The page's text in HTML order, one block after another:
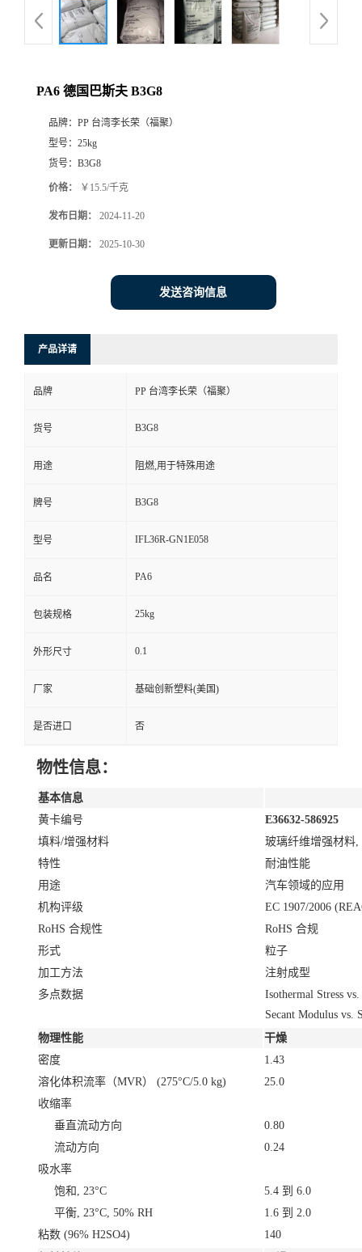
PA6 德国巴斯夫 B3G8
品牌： PP 台湾李长荣（福聚）
型号： 25kg
货号： B3G8
价格： ￥15.5/千克
发布日期： 2024-11-20
更新日期： 2025-10-30
发送咨询信息
产品详请
品牌 PP 台湾李长荣（福聚）
货号 B3G8
用途 阻燃,用于特殊用途
牌号 B3G8
型号 IFL36R-GN1E058
品名 PA6
包装规格 25kg
外形尺寸 0.1
厂家 基础创新塑料(美国)
是否进口 否
物性信息：
基本信息
黄卡编号
E36632-586925
填料/增强材料
玻璃纤维增强材料,
特性
耐油性能
用途
汽车领域的应用
机构评级
EC 1907/2006
RoHS 合规性
RoHS 合规
形式
粒子
加工方法
注射成型
多点数据
Isothermal Stress
Secant Modulus vs.
物理性能
干燥
密度
1.43
溶化体积流率（MVR） (275°C/5.0 kg)
25.0
收缩率
垂直流动方向
0.80
流动方向
0.24
吸水率
饱和, 23°C
5.4 到 6.0
平衡, 23°C, 50% RH
1.6 到 2.0
粘数 (96% H2SO4)
140